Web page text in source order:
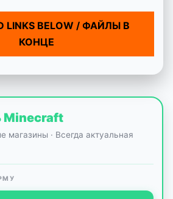
LINKS BELOW / ФАЙЛЫ В
КОНЦЕ
Minecraft
магазины · Всегда актуальная